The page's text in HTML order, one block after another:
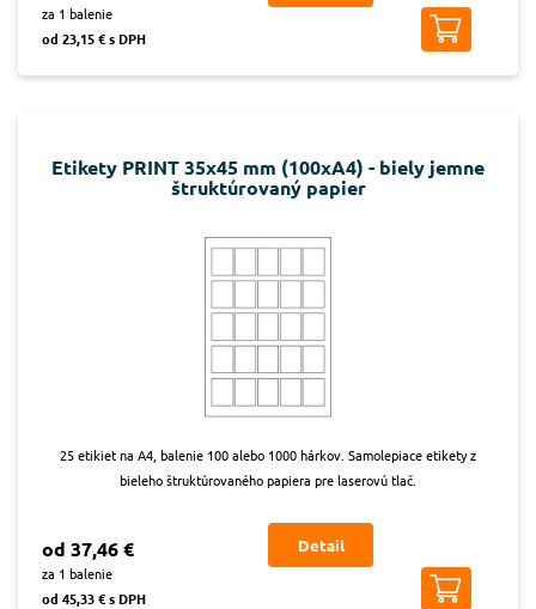
za 1 balenie
od 23,15 € s DPH
Etikety PRINT 35x45 mm (100xA4) - biely jemne
štruktúrovaný papier
25 etikiet na A4, balenie 100 alebo 1000 hárkov. Samolepiace etikety z
bieleho štruktúrovaného papiera pre laserovú tlač.
od 37,46 €
za 1 balenie
od 45,33 € s DPH
Detail